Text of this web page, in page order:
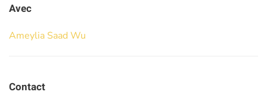
Avec
Ameylia Saad Wu
Contact